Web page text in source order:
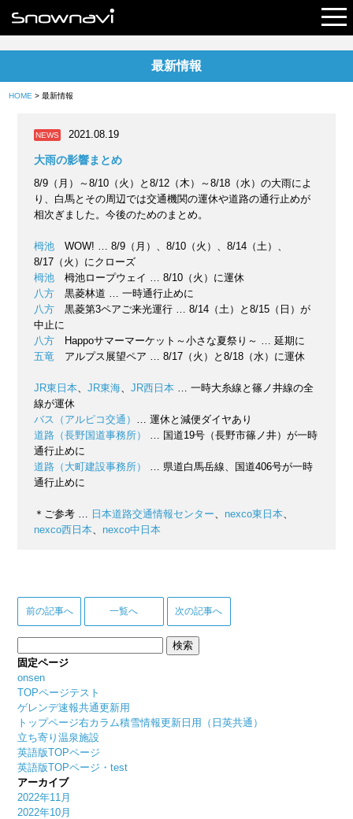
最新情報
HOME > 最新情報
NEWS 2021.08.19
大雨の影響まとめ
8/9（月）～8/10（火）と8/12（木）～8/18（水）の大雨によ
り、白馬とその周辺では交通機関の運休や道路の通行止めが
相次ぎました。今後のためのまとめ。
栂池WOW! … 8/9（月）、8/10（火）、8/14（土）、
8/17（火）にクローズ
栂池栂池ロープウェイ … 8/10（火）に運休
八方黒菱林道 … 一時通行止めに
八方黒菱第3ペアご来光運行 … 8/14（土）と8/15（日）が
中止に
八方Happoサマーマーケット～小さな夏祭り～ … 延期に
五竜アルプス展望ペア … 8/17（火）と8/18（水）に運休
JR東日本、 JR東海、 JR西日本… 一時大糸線と篠ノ井線の全
線が運休
バス（アルピコ交通） … 運休と減便ダイヤあり
道路（長野国道事務所）
… 国道19号（長野市篠ノ井）が一時
通行止めに
道路（大町建設事務所）
… 県道白馬岳線、国道406号が一時
通行止めに
＊ご参考 … 日本道路交通情報センター、 nexco東日本、
nexco西日本、 nexco中日本
前の記事へ 一覧へ 次の記事へ
索:
固定ページ
onsen
TOPページテスト
ゲレンデ速報共通更新用
トップページ右カラム積雪情報更新日用（日英共通）
立ち寄り温泉施設
英語版TOPページ
英語版TOPページ・test
アーカイブ
2022年11月
2022年10月